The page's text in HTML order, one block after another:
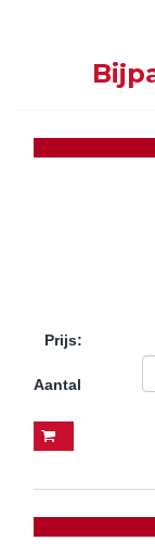
Prijs:
Aantal